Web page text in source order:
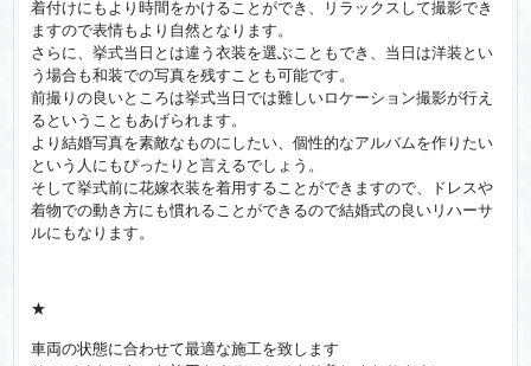
着付けにもより時間をかけることができ、リラックスして撮影でき
ますので表情もより自然となります。
さらに、挙式当日とは違う衣装を選ぶこともでき、当日は洋装とい
う場合も和装での写真を残すことも可能です。
前撮りの良いところは挙式当日では難しいロケーション撮影が行え
るということもあげられます。
より結婚写真を素敵なものにしたい、個性的なアルバムを作りたい
という人にもぴったりと言えるでしょう。
そして挙式前に花嫁衣装を着用することができますので、ドレスや
着物での動き方にも慣れることができるので結婚式の良いリハーサ
ルにもなります。
★
車両の状態に合わせて最適な施工を致します